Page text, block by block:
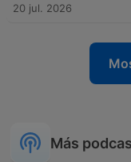
20 jul. 2026
Más